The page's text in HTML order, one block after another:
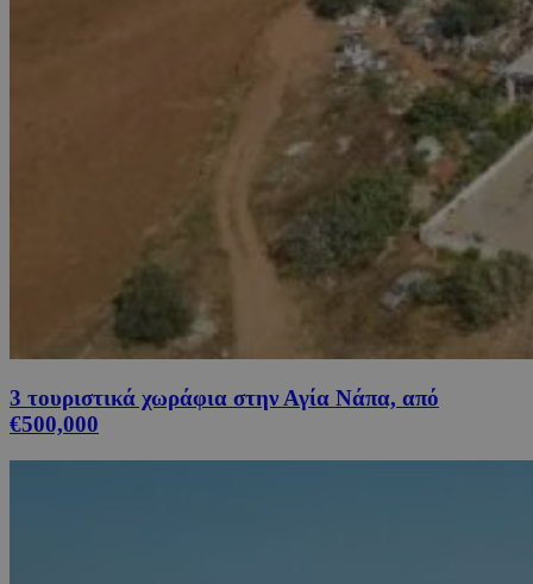
3 τουριστικά χωράφια στην Αγία Νάπα, από
€500,000